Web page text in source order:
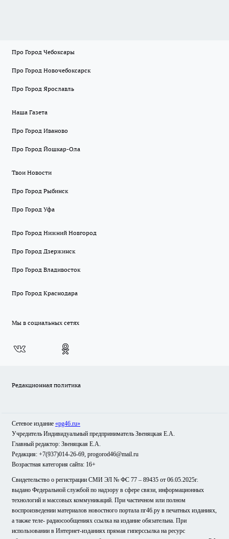
Про Город Чебоксары
Про Город Новочебоксарск
Про Город Ярославль
Наша Газета
Про Город Иваново
Про Город Йошкар-Ола
Твои Новости
Про Город Рыбинск
Про Город Уфа
Про Город Нижний Новгород
Про Город Дзержинск
Про Город Владивосток
Про Город Краснодара
Мы в социальных сетях
Редакционная политика
Сетевое издание «pg46.ru»
Учредитель Индивидуальный предприниматель Звеняцкая Е.А.
Главный редактор: Звеняцкая Е.А.
Редакция: +7(937)014-26-69, progorod46@mail.ru
Возрастная категория сайта: 16+
Свидетельство о регистрации СМИ ЭЛ № ФС 77 – 89435 от 06.05.2025г.
выдано Федеральной службой по надзору в сфере связи, информационных
технологий и массовых коммуникаций. При частичном или полном
воспроизведении материалов новостного портала пг46.ру в печатных изданиях,
а также теле- радиосообщениях ссылка на издание обязательна. При
использовании в Интернет-изданиях прямая гиперссылка на ресурс